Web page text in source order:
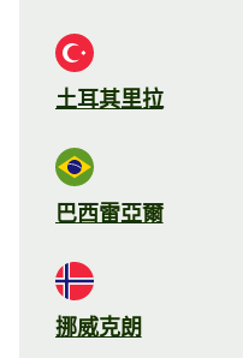
土耳其里拉
巴西雷亞爾
挪威克朗